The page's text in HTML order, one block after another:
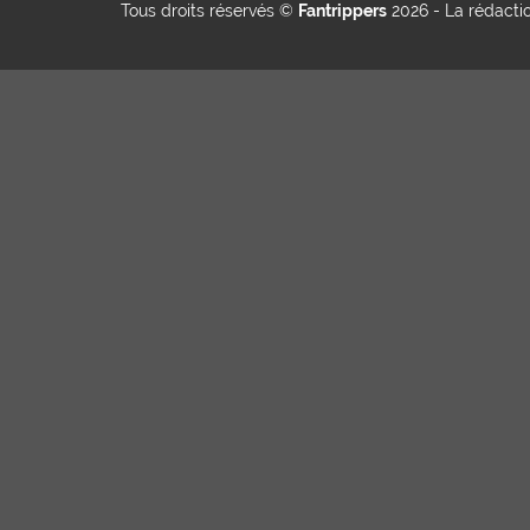
Tous droits réservés © Fantrippers 2026 - La